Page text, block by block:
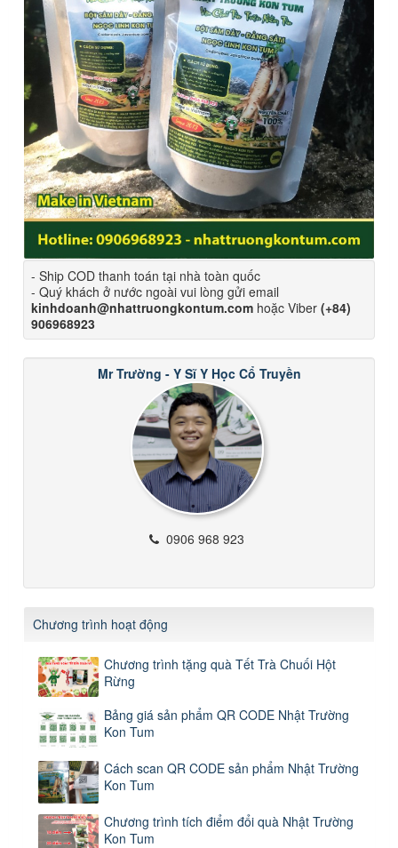
- Ship COD thanh toán tại nhà toàn quốc
- Quý khách ở nước ngoài vui lòng gửi email
kinhdoanh@nhattruongkontum.com hoặc Viber (+84)
906968923
Mr Trường - Y Sĩ Y Học Cổ Truyền
0906 968 923
Chương trình hoạt động
Chương trình tặng quà Tết Trà Chuối Hột
Rừng
Bảng giá sản phẩm QR CODE Nhật Trường
Kon Tum
Cách scan QR CODE sản phẩm Nhật Trường
Kon Tum
Chương trình tích điểm đổi quà Nhật Trường
Kon Tum